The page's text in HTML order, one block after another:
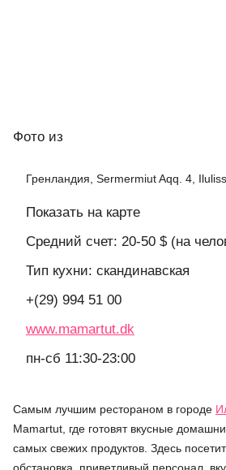
Фото из
Гренландия, Sermermiut Aqq. 4,
Показать на карте
Средний счет: 20-50 $ (на
Тип кухни: скандинавская
+(29) 994 51 00
www.mamartut.dk
пн-сб 11:30-23:00
Самым лучшим рестораном в городе
Mamartut, где готовят вкусные
самых свежих продуктов. Здесь